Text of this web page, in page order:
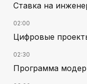
Ставка на
02:00
Цифровые
02:30
Программа